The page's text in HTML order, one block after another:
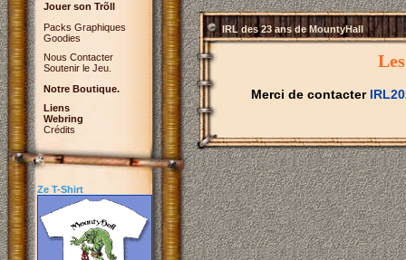
Jouer son Trõll
Packs Graphiques
Goodies
Nous Contacter
Soutenir le Jeu.
Notre Boutique.
Liens
Webring
Crédits
Ze T-Shirt
IRL des 23 ans de MountyHall
Merci de contacter